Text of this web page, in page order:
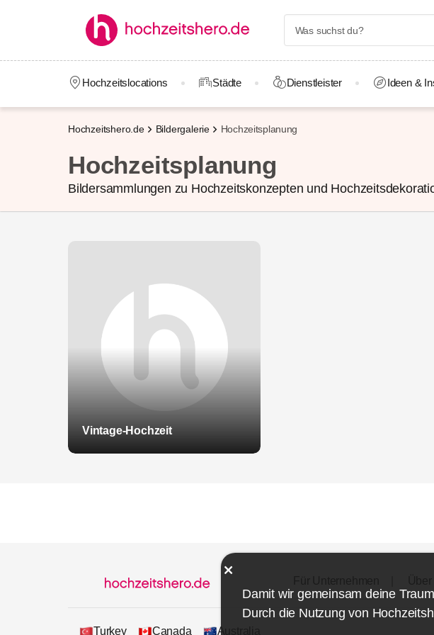
Hochzeitslocations Städte Dienstleister Ideen &
Hochzeitshero.de Bildergalerie Hochzeitsplanung
Hochzeitsplanung
Bildersammlungen zu Hochzeitskonzepten und
Vintage-Hochzeit
Turkey Canada Australia
Damit wir gemeinsam deine
Durch die Nutzung von